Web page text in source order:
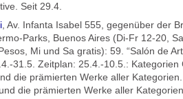
Seit 29.4.
, Av. Infanta Isabel 555, gegenüber der
Parks, Buenos Aires (Di-Fr 12-20,
Mi und Sa gratis): 59. “Salón de
31.5. Zeitplan: 25.4.-10.5.: Kategorien
die prämierten Werke aller
die prämierten Werke aller Kategorien.